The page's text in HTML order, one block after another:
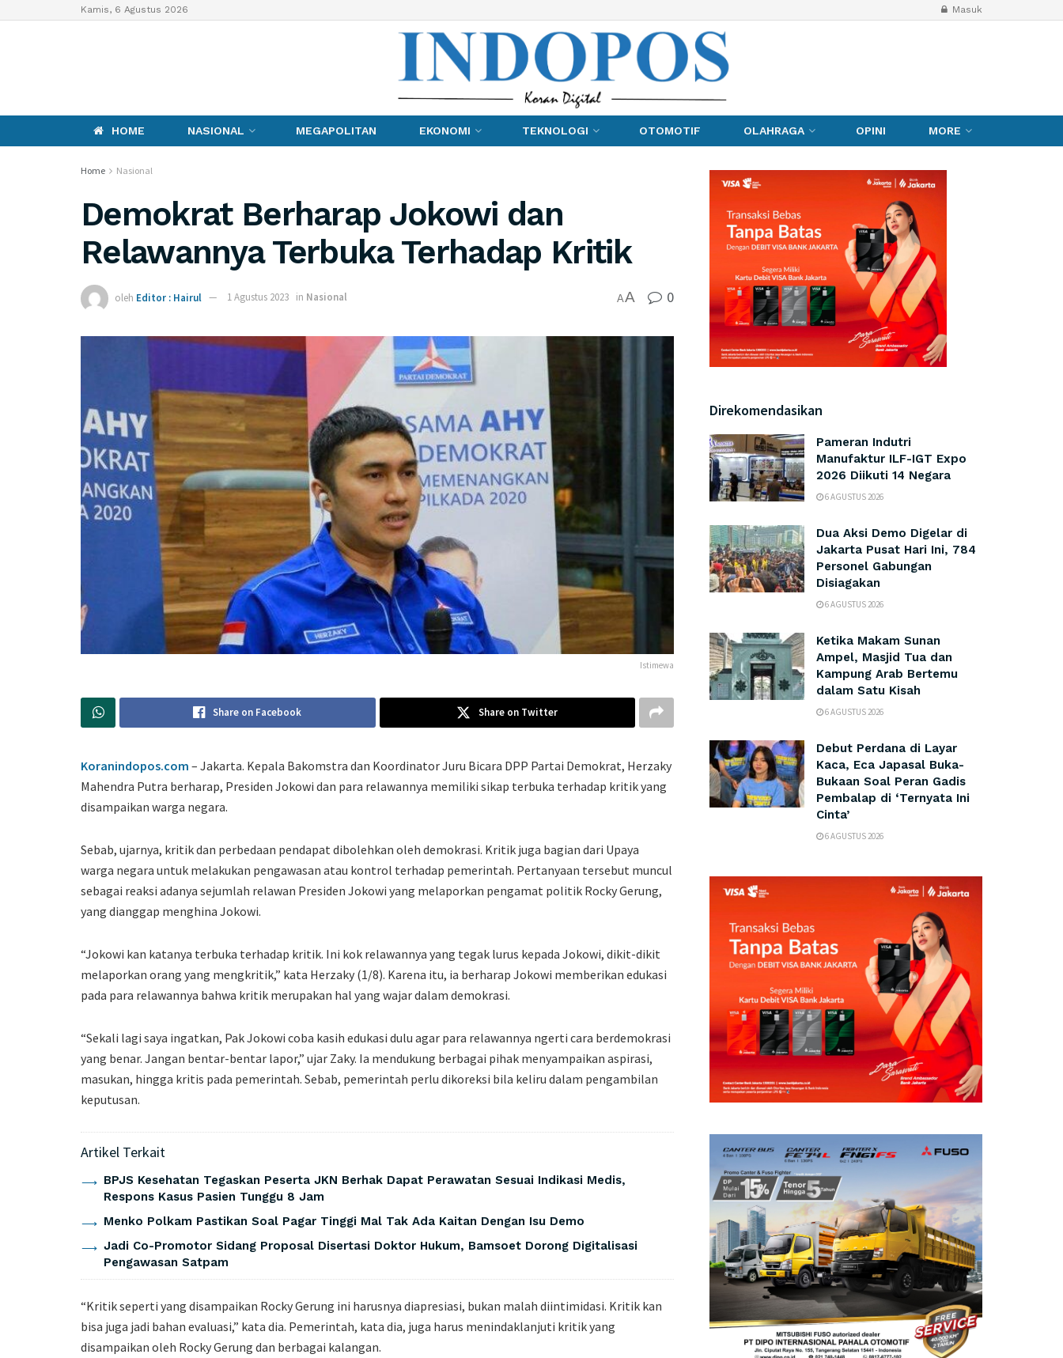
Kamis, 6 Agustus 2026 Masuk
HOME NASIONAL MEGAPOLITAN EKONOMI TEKNOLOGI OTOMOTIF OLAHRAGA OPINI MORE
Home Nasional
Demokrat Berharap Jokowi dan
Relawannya Terbuka Terhadap Kritik
oleh Editor : Hairul 1 Agustus 2023 in Nasional AA 0
Istimewa
Share on Facebook Share on Twitter
Koranindopos.com – Jakarta. Kepala Bakomstra dan Koordinator Juru Bicara DPP Partai Demokrat, Herzaky
Mahendra Putra berharap, Presiden Jokowi dan para relawannya memiliki sikap terbuka terhadap kritik yang
disampaikan warga negara.
Sebab, ujarnya, kritik dan perbedaan pendapat dibolehkan oleh demokrasi. Kritik juga bagian dari Upaya
warga negara untuk melakukan pengawasan atau kontrol terhadap pemerintah. Pertanyaan tersebut muncul
sebagai reaksi adanya sejumlah relawan Presiden Jokowi yang melaporkan pengamat politik Rocky Gerung,
yang dianggap menghina Jokowi.
“Jokowi kan katanya terbuka terhadap kritik. Ini kok relawannya yang tegak lurus kepada Jokowi, dikit-dikit
melaporkan orang yang mengkritik,” kata Herzaky (1/8). Karena itu, ia berharap Jokowi memberikan edukasi
pada para relawannya bahwa kritik merupakan hal yang wajar dalam demokrasi.
“Sekali lagi saya ingatkan, Pak Jokowi coba kasih edukasi dulu agar para relawannya ngerti cara berdemokrasi
yang benar. Jangan bentar-bentar lapor,” ujar Zaky. Ia mendukung berbagai pihak menyampaikan aspirasi,
masukan, hingga kritis pada pemerintah. Sebab, pemerintah perlu dikoreksi bila keliru dalam pengambilan
keputusan.
Artikel Terkait
BPJS Kesehatan Tegaskan Peserta JKN Berhak Dapat Perawatan Sesuai Indikasi Medis,
Respons Kasus Pasien Tunggu 8 Jam
Menko Polkam Pastikan Soal Pagar Tinggi Mal Tak Ada Kaitan Dengan Isu Demo
Jadi Co-Promotor Sidang Proposal Disertasi Doktor Hukum, Bamsoet Dorong Digitalisasi
Pengawasan Satpam
“Kritik seperti yang disampaikan Rocky Gerung ini harusnya diapresiasi, bukan malah diintimidasi. Kritik kan
bisa juga jadi bahan evaluasi,” kata dia. Pemerintah, kata dia, juga harus menindaklanjuti kritik yang
disampaikan oleh Rocky Gerung dan berbagai kalangan.
Direkomendasikan
Pameran Indutri
Manufaktur ILF-IGT Expo
2026 Diikuti 14 Negara
6 AGUSTUS 2026
Dua Aksi Demo Digelar di
Jakarta Pusat Hari Ini, 784
Personel Gabungan
Disiagakan
6 AGUSTUS 2026
Ketika Makam Sunan
Ampel, Masjid Tua dan
Kampung Arab Bertemu
dalam Satu Kisah
6 AGUSTUS 2026
Debut Perdana di Layar
Kaca, Eca Japasal Buka-
Bukaan Soal Peran Gadis
Pembalap di ‘Ternyata Ini
Cinta’
6 AGUSTUS 2026